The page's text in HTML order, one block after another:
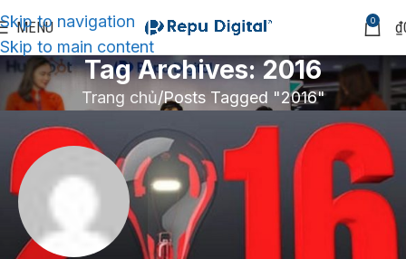
Skip to navigation
Skip to main content
MENU 0 ₫
Tag Archives: 2016
Trang chủ Posts Tagged "2016"